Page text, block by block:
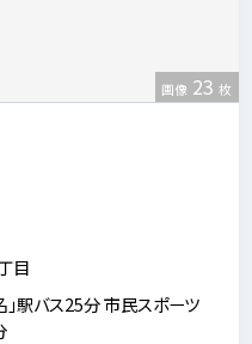
画像 23 枚
目
」駅バス25分 市民スポーツ